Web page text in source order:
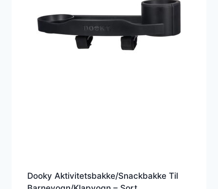
Dooky Aktivitetsbakke/Snackbakke Til